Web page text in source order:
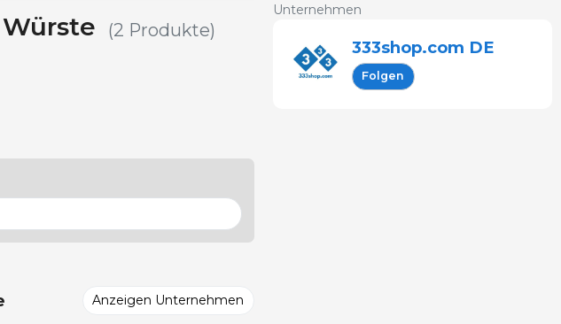
(2 Produkte)
Anzeigen Unternehmen
Unternehmen
333shop.com DE
Folgen